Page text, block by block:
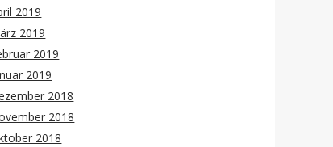
2019
2019
2019
2019
2018
2018
2018